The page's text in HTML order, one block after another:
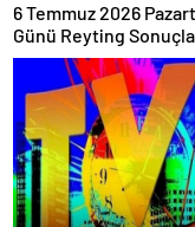
6 Temmuz 2026
Günü Reyting
Oldu